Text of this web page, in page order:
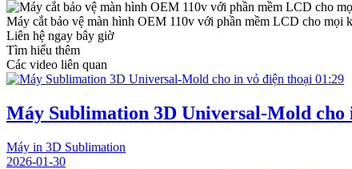
Máy cắt bảo vệ màn hình OEM 110v với phần mềm LCD cho mọi
Liên hệ ngay bây giờ
Tìm hiểu thêm
Các video liên quan
01:29
Máy Sublimation 3D Universal-Mold cho
Máy in 3D Sublimation
2026-01-30